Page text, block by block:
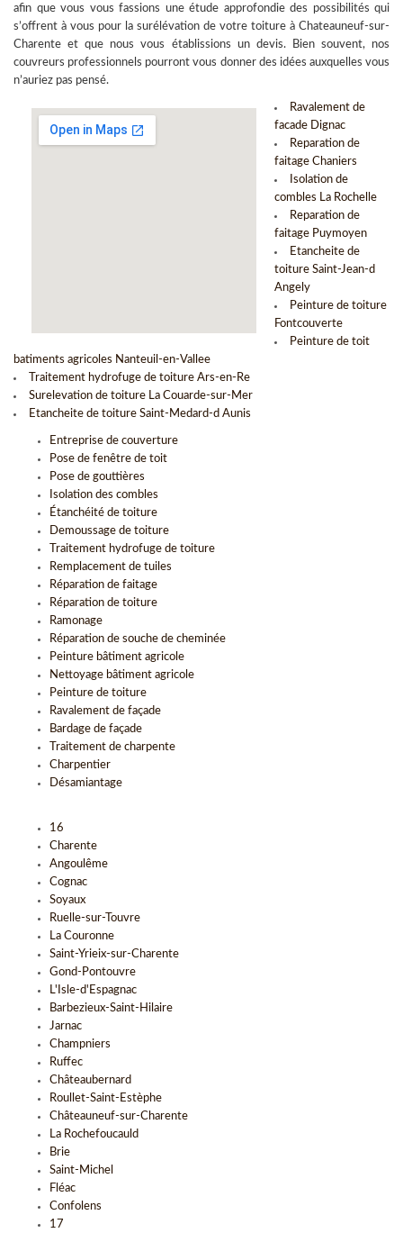
afin que vous vous fassions une étude approfondie des possibilités qui
s’offrent à vous pour la surélévation de votre toiture à Chateauneuf-sur-
Charente et que nous vous établissions un devis. Bien souvent, nos
couvreurs professionnels pourront vous donner des idées auxquelles vous
n’auriez pas pensé.
Ravalement de
facade Dignac
Reparation de
faitage Chaniers
Isolation de
combles La Rochelle
Reparation de
faitage Puymoyen
Etancheite de
toiture Saint-Jean-d
Angely
Peinture de toiture
Fontcouverte
Peinture de toit
batiments agricoles Nanteuil-en-Vallee
Traitement hydrofuge de toiture Ars-en-Re
Surelevation de toiture La Couarde-sur-Mer
Etancheite de toiture Saint-Medard-d Aunis
Entreprise de couverture
Pose de fenêtre de toit
Pose de gouttières
Isolation des combles
Étanchéité de toiture
Demoussage de toiture
Traitement hydrofuge de toiture
Remplacement de tuiles
Réparation de faitage
Réparation de toiture
Ramonage
Réparation de souche de cheminée
Peinture bâtiment agricole
Nettoyage bâtiment agricole
Peinture de toiture
Ravalement de façade
Bardage de façade
Traitement de charpente
Charpentier
Désamiantage
16
Charente
Angoulême
Cognac
Soyaux
Ruelle-sur-Touvre
La Couronne
Saint-Yrieix-sur-Charente
Gond-Pontouvre
L'Isle-d'Espagnac
Barbezieux-Saint-Hilaire
Jarnac
Champniers
Ruffec
Châteaubernard
Roullet-Saint-Estèphe
Châteauneuf-sur-Charente
La Rochefoucauld
Brie
Saint-Michel
Fléac
Confolens
17